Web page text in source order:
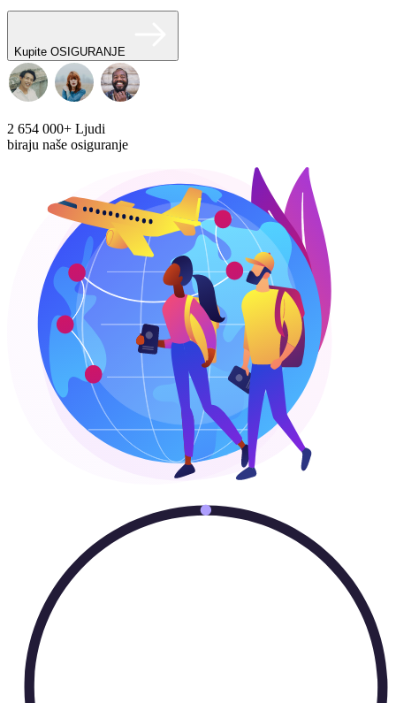
Kupite OSIGURANJE
2 654 000+ Ljudi
biraju naše osiguranje